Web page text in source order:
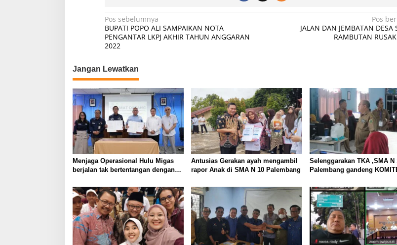
N
a
v
i
g
a
s
i
p
o
s
Pos sebelumnya
BUPATI POPO ALI SAMPAIKAN NOTA
PENGANTAR LKPJ AKHIR TAHUN ANGGARAN
2022
Pos
JALAN DAN JEMBATAN DESA
RAMBUTAN
Jangan Lewatkan
Menjaga Operasional Hulu Migas
berjalan tak bertentangan dengan
Sumbagsel Teken PKS bersama
Kejati Sumsel
Antusias Gerakan ayah mengambil
rapor Anak di SMA N 10 Palembang
Selenggarakan TKA ,SMA N
Palembang gandeng